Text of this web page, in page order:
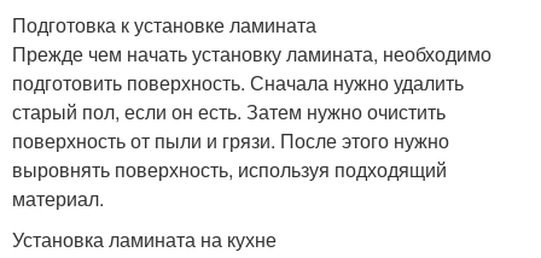
Подготовка к установке ламината
Прежде чем начать установку ламината, необходимо
подготовить поверхность. Сначала нужно удалить
старый пол, если он есть. Затем нужно очистить
поверхность от пыли и грязи. После этого нужно
выровнять поверхность, используя подходящий
материал.
Установка ламината на кухне